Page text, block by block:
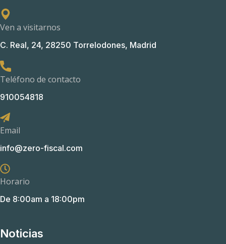
Ven a visitarnos
C. Real, 24, 28250 Torrelodones, Madrid
Teléfono de contacto
910054818
Email
info@zero-fiscal.com
Horario
De 8:00am a 18:00pm
Noticias